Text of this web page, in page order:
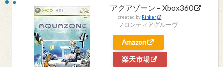
アクアゾーン – Xbox360
created by Rinker
フロンティアグルーヴ
Amazon
楽天市場